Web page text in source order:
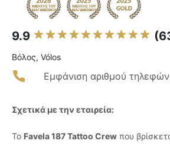
9.9
Βόλος, Vólos
Εμφάνιση αριθμού
Σχετικά με την εταιρεία:
Το Favela 187 Tattoo Crew που